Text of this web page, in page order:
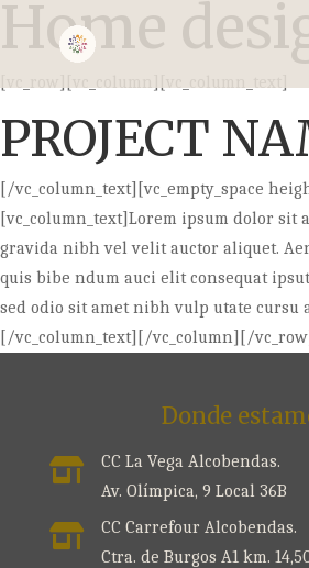
Home
PROJECT
[/vc_column_text][vc_empty_space
[vc_column_text]Lorem ipsum dolor sit
gravida nibh vel velit auctor aliquet.
quis bibe ndum auci elit consequat
sed odio sit amet nibh vulp utate cursu
[/vc_column_text][/vc_column][/
Donde

CC La Vega Alcobendas.
Av. Olímpica, 9 Local 36B

CC Carrefour Alcobendas.
Ctra. de Burgos A1 km.